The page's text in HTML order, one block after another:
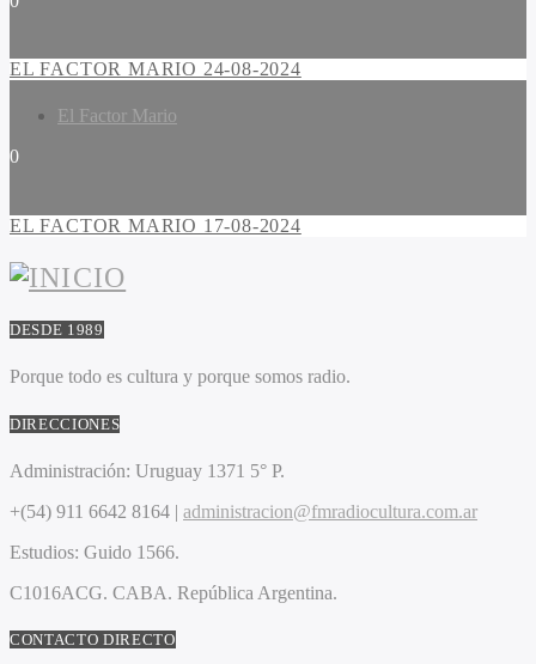
EL FACTOR MARIO 24-08-2024
El Factor Mario
0
EL FACTOR MARIO 17-08-2024
DESDE 1989
Porque todo es cultura y porque somos radio.
DIRECCIONES
Administración: Uruguay 1371 5° P.
+(54) 911 6642 8164 | administracion@fmradiocultura.com.ar
Estudios: Guido 1566.
C1016ACG. CABA. República Argentina.
CONTACTO DIRECTO